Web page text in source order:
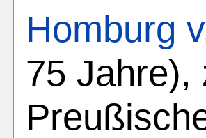
Homburg
75 Jahre),